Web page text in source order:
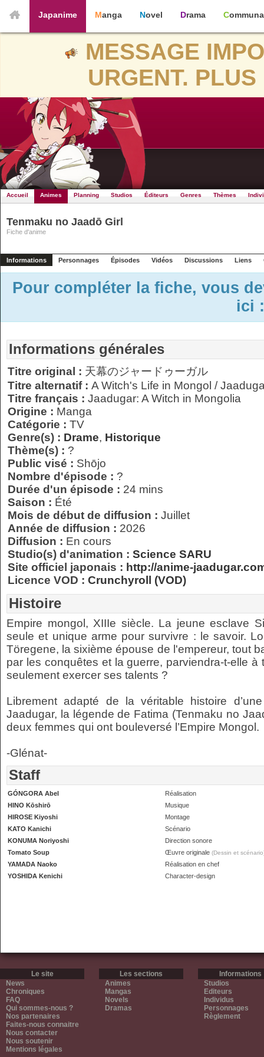
Japanime Manga Novel Drama
MESSAGE
URGENT.
Accueil Animes Planning Studios Éditeurs Genres Thèmes
Tenmaku no Jaadō Girl
Fiche d'anime
Informations Personnages Épisodes Vidéos Discussions Liens
Pour compléter la fiche, vous
ici
Informations générales
Titre original : 天幕のジャードゥーガル
Titre alternatif : A Witch's Life in Mongol /
Titre français : Jaadugar: A Witch in Mongolia
Origine : Manga
Catégorie : TV
Genre(s) : Drame, Historique
Thème(s) : ?
Public visé : Shōjo
Nombre d'épisode : ?
Durée d'un épisode : 24 mins
Saison : Été
Mois de début de diffusion : Juillet
Année de diffusion : 2026
Diffusion : En cours
Studio(s) d'animation : Science SARU
Site officiel japonais : http://anime-
Licence VOD : Crunchyroll (VOD)
Histoire
Empire mongol, XIIIe siècle. La jeune esclave
seule et unique arme pour survivre : le savoir.
Töregene, la sixième épouse de l'empereur, tout
par les conquêtes et la guerre, parviendra-t-elle
seulement exercer ses talents ?
Librement adapté de la véritable histoire
Jaadugar, la légende de Fatima (Tenmaku no
deux femmes qui ont bouleversé l’Empire Mongol.
-Glénat-
Staff
GÓNGORA Abel
Réalisation
HINO Kōshirō
Musique
HIROSE Kiyoshi
Montage
KATO Kanichi
Scénario
KONUMA Noriyoshi
Direction sonore
Tomato Soup
Œuvre originale (Dessin et
YAMADA Naoko
Réalisation en chef
YOSHIDA Kenichi
Character-design
Le site
News
Chroniques
FAQ
Qui sommes-nous ?
Nos partenaires
Faites-nous connaitre
Nous contacter
Nous soutenir
Mentions légales
Les sections
Animes
Mangas
Novels
Dramas
Informations
Studios
Editeurs
Individus
Personnages
Règlement